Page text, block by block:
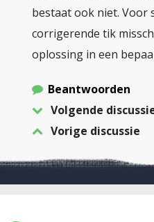
bestaat ook niet. Voor
corrigerende tik
oplossing in een
Beantwoorden
Volgende
Vorige discussie